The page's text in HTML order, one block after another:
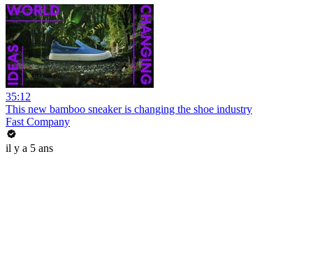
35:12
This new bamboo sneaker is changing the shoe industry
Fast Company
il y a 5 ans